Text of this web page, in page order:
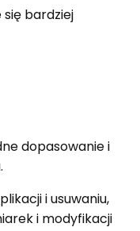
bardziej
dopasowanie i
i usuwaniu,
i modyfikacji